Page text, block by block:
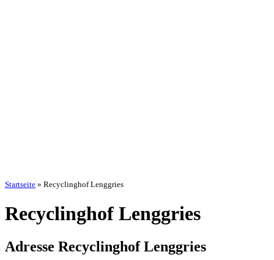
Startseite » Recyclinghof Lenggries
Recyclinghof Lenggries
Adresse Recyclinghof Lenggries